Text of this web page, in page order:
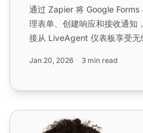
通过 Zapier 将 Google
理表单、创建响应和接收通知
接从 LiveAgent 仪表板享受无
Jan 20, 2026 3 min read
Gravity Forms